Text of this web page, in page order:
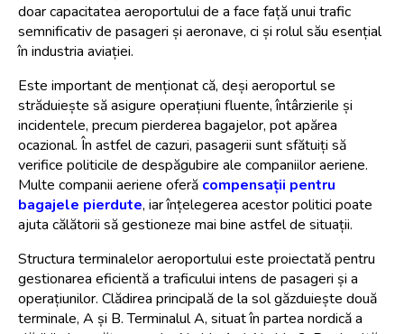
doar capacitatea aeroportului de a face față unui trafic
semnificativ de pasageri și aeronave, ci și rolul său esențial
în industria aviației.
Este important de menționat că, deși aeroportul se
străduiește să asigure operațiuni fluente, întârzierile și
incidentele, precum pierderea bagajelor, pot apărea
ocazional. În astfel de cazuri, pasagerii sunt sfătuiți să
verifice politicile de despăgubire ale companiilor aeriene.
Multe companii aeriene oferă compensații pentru
bagajele pierdute, iar înțelegerea acestor politici poate
ajuta călătorii să gestioneze mai bine astfel de situații.
Structura terminalelor aeroportului este proiectată pentru
gestionarea eficientă a traficului intens de pasageri și a
operațiunilor. Clădirea principală de la sol găzduiește două
terminale, A și B. Terminalul A, situat în partea nordică a